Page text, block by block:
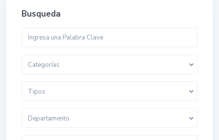
Busqueda
Categorías
Tipos
Departamento